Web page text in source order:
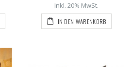
Inkl. 20% MwSt.
IN DEN WARENKORB